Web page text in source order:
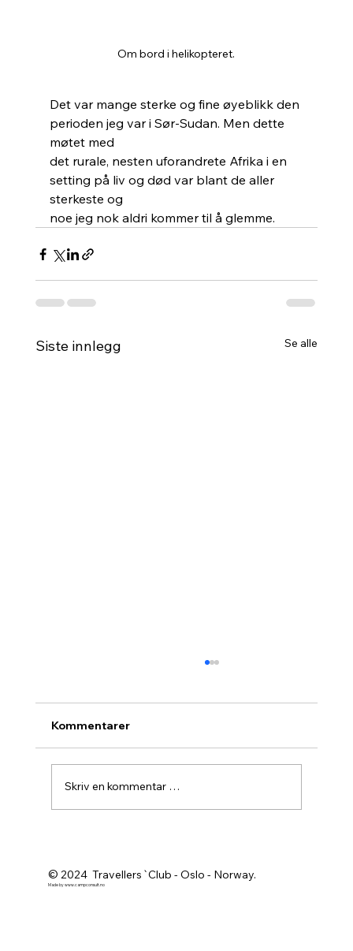
Om bord i helikopteret.
Det var mange sterke og fine øyeblikk den
perioden jeg var i Sør-Sudan. Men dette
møtet med
det rurale, nesten uforandrete Afrika i en
setting på liv og død var blant de aller
sterkeste og
noe jeg nok aldri kommer til å glemme.
Siste innlegg Se alle
Kommentarer
Skriv en kommentar …
© 2024 Travellers`Club - Oslo - Norway.
Made bywww.campconsult.no